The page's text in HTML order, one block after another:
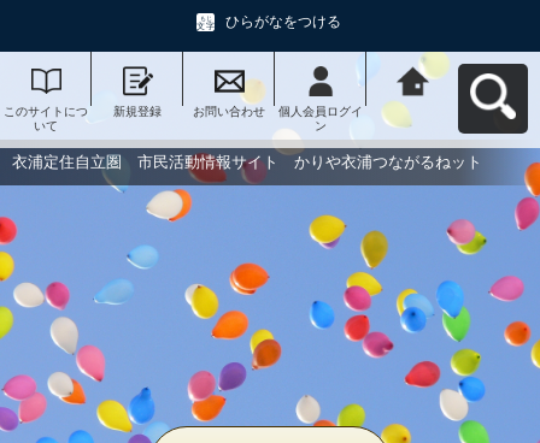
ひらがなをつける
このサイトにつ
いて
新規登録 お問い合わせ
個人会員ログイ
ン
衣浦定住自立
圏 市民活動情
報サイト かり
や衣浦つながる
ねットへ戻る
衣浦定住自立圏 市民活動情報サイト かりや衣浦つながるねット